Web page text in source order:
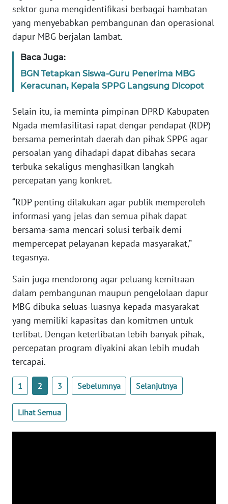
sektor guna mengidentifikasi berbagai hambatan
yang menyebabkan pembangunan dan operasional
dapur MBG berjalan lambat.
Baca Juga:
BGN Tetapkan Siswa-Guru Penerima MBG
Keracunan, Kepala SPPG Langsung Dicopot
Selain itu, ia meminta pimpinan DPRD Kabupaten
Ngada memfasilitasi rapat dengar pendapat (RDP)
bersama pemerintah daerah dan pihak SPPG agar
persoalan yang dihadapi dapat dibahas secara
terbuka sekaligus menghasilkan langkah
percepatan yang konkret.
“RDP penting dilakukan agar publik memperoleh
informasi yang jelas dan semua pihak dapat
bersama-sama mencari solusi terbaik demi
mempercepat pelayanan kepada masyarakat,”
tegasnya.
Sain juga mendorong agar peluang kemitraan
dalam pembangunan maupun pengelolaan dapur
MBG dibuka seluas-luasnya kepada masyarakat
yang memiliki kapasitas dan komitmen untuk
terlibat. Dengan keterlibatan lebih banyak pihak,
percepatan program diyakini akan lebih mudah
tercapai.
1 2 3 Sebelumnya Selanjutnya
Lihat Semua
PAPUA
PAPUA
BARAT
WN
RIAU
WN
SERAMBI
WN
JAMBI
SULTRA
WN
NTB
SULTENG
WN
SULBAR
BABEL
WN
SUMBAR
WN
SUMSEL